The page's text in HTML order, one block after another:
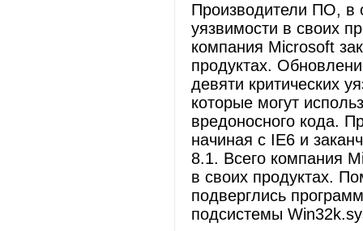
Производители ПО, в
уязвимости в своих
компания Microsoft
продуктах.
девяти критических
которые могут
вредоносного кода.
начиная с IE6 и
8.1. Всего компания
в своих продуктах.
подверглись
подсистемы